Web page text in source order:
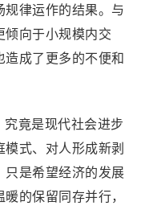
律运作的结果。与
倾向于小规模内交
成了更多的不便和
竟是现代社会进步
式、对人形成新剥
只是希望经济的发展
的保留同存并行，